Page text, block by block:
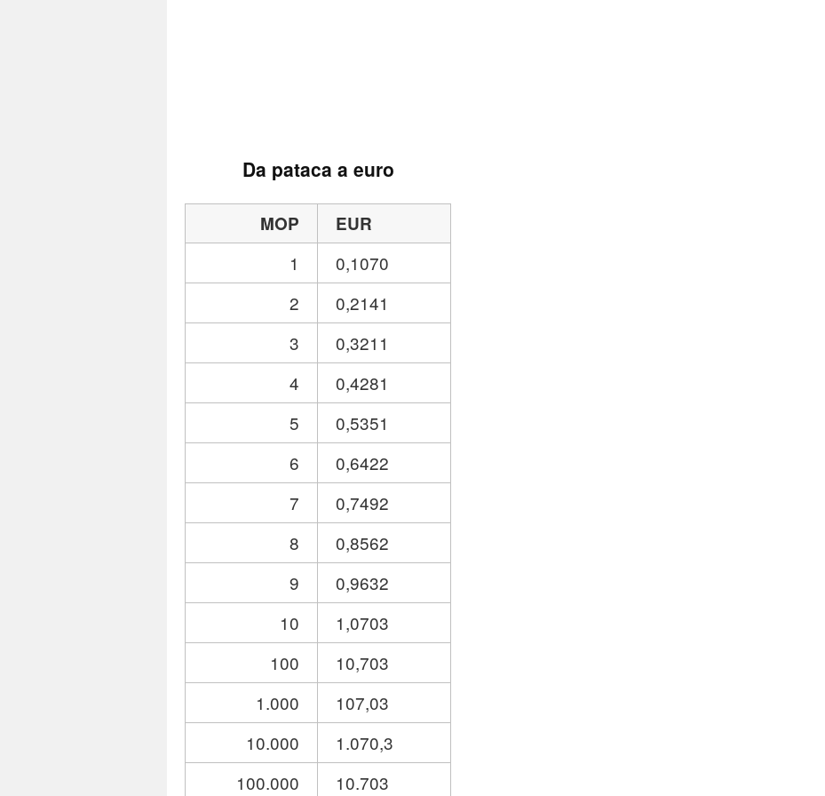
Da pataca a euro
MOP
EUR
1
0,1070
2
0,2141
3
0,3211
4
0,4281
5
0,5351
6
0,6422
7
0,7492
8
0,8562
9
0,9632
10
1,0703
100
10,703
1.000
107,03
10.000
1.070,3
100.000
10.703